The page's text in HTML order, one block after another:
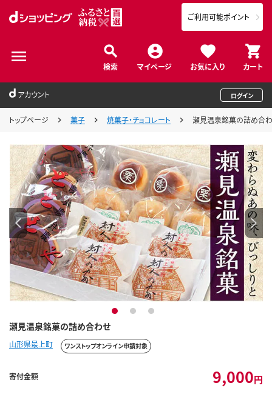
検索 マイページ お気に入り カート
ご利用可能ポイント
アカウント ログイン
トップページ 菓子 焼菓子・チョコレート 瀬見温泉銘菓の詰め合
瀬見温泉銘菓の詰め合わせ
1 2 3
山形県最上町 ワンストップオンライン申請対象
寄付金額 9,000円